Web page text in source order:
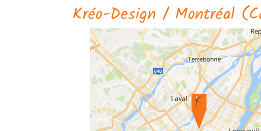
Kréo-Design / Montréal